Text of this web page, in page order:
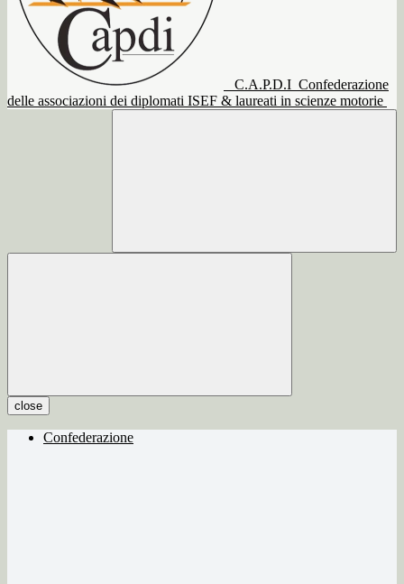
C.A.P.D.I Confederazione
delle associazioni dei diplomati ISEF & laureati in scienze motorie
close
Confederazione